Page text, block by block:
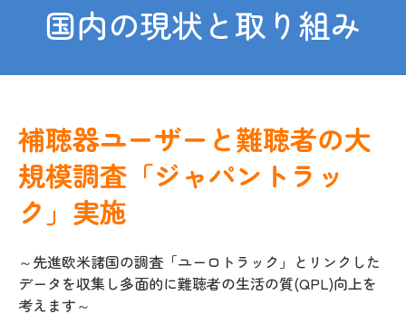
国内の現状と取り組み
補聴器ユーザーと難聴者の大
規模調査「ジャパントラッ
ク」実施
～先進欧米諸国の調査「ユーロトラック」とリンクした
データを収集し多面的に難聴者の生活の質(QPL)向上を
考えます～